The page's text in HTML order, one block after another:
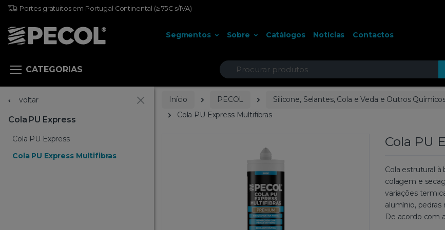
Portes gratuitos em Portugal Continental (≥ 75€ s/IVA)
Segmentos Sobre Catálogos Notícias Contactos
CATEGORIAS Procurar
voltar
Cola PU Express
Cola PU Express
Cola PU Express Multifibras
Início PECOL Silicone, Selantes, Cola e Veda e Outros
Cola PU Express Multifibras
Cola PU
Cola estrutural
colagem e
variações
alumínio, pedras
De acordo com